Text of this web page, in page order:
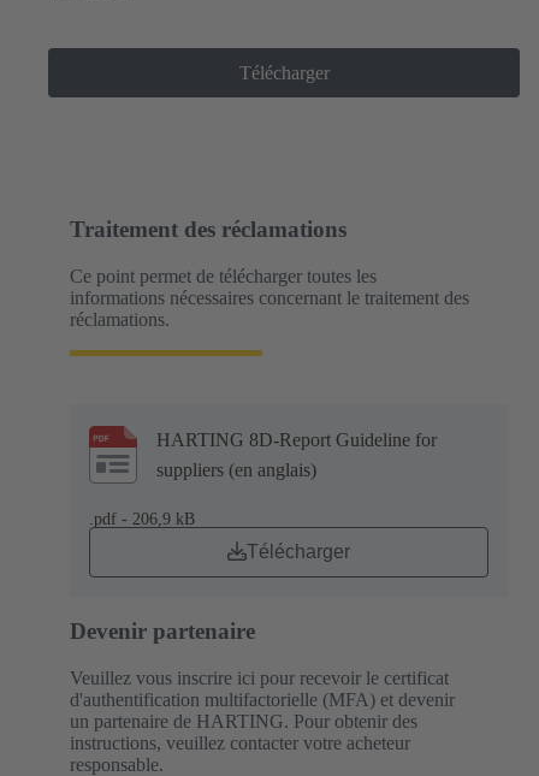
Télécharger
Traitement des réclamations
Ce point permet de télécharger toutes les
informations nécessaires concernant le traitement des
réclamations.
HARTING 8D-Report Guideline for
suppliers (en anglais)
.pdf - 206,9 kB
Télécharger
Devenir partenaire
Veuillez vous inscrire ici pour recevoir le certificat
d'authentification multifactorielle (MFA) et devenir
un partenaire de HARTING. Pour obtenir des
instructions, veuillez contacter votre acheteur
responsable.